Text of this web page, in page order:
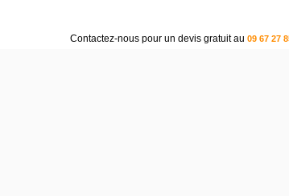
Contactez-nous pour un devis gratuit au 09 67 27